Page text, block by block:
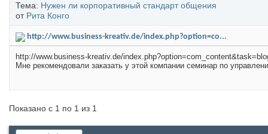
Тема: Нужен ли корпоративный стандарт общения
от Рита Конго
http://www.business-kreativ.de/index.php?option=co...
http://www.business-kreativ.de/
Мне рекомендовали заказать у этой компании семинар по
Показано с 1 по 1 из 1